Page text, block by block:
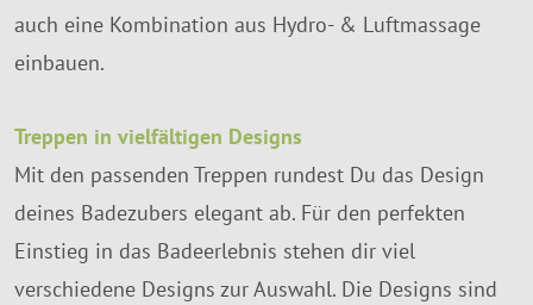
auch eine Kombination aus Hydro- & Luftmassage
einbauen.
Treppen in vielfältigen Designs
Mit den passenden Treppen rundest Du das Design
deines Badezubers elegant ab. Für den perfekten
Einstieg in das Badeerlebnis stehen dir viel
verschiedene Designs zur Auswahl. Die Designs sind